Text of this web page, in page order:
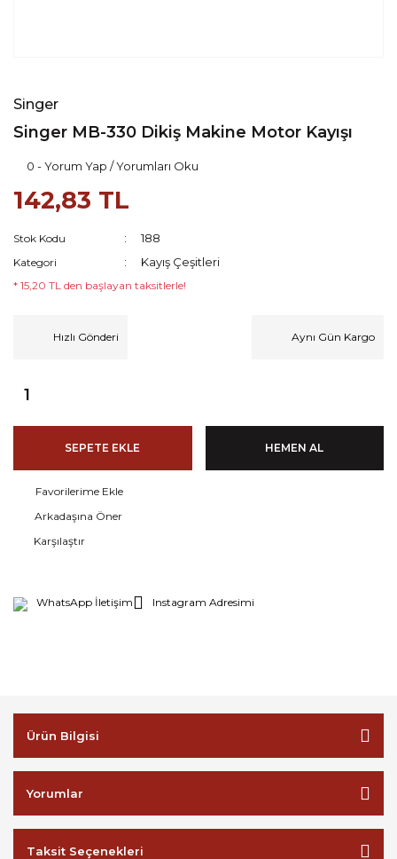
Singer
Singer MB-330 Dikiş Makine Motor Kayışı
0 - Yorum Yap / Yorumları Oku
142,83 TL
Stok Kodu 188
Kategori Kayış Çeşitleri
* 15,20 TL den başlayan taksitlerle!
Hızlı Gönderi Aynı Gün Kargo
SEPETE EKLE HEMEN AL
Arkadaşına Öner
Karşılaştır
WhatsApp İletişim Instagram Adresimi
Ürün Bilgisi
Yorumlar
Taksit Seçenekleri